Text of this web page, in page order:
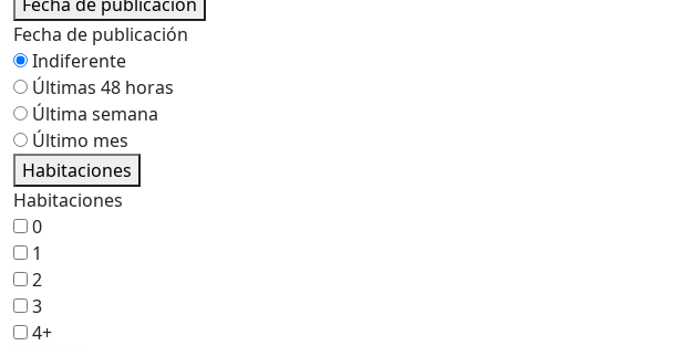
Fecha de publicación
Indiferente
Últimas 48 horas
Última semana
Último mes
Habitaciones
Habitaciones
0
1
2
3
4+